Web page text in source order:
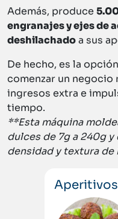
Además, produce
engranajes y ejes de
deshilachadoa sus
De hecho, es la
comenzar un negocio
ingresos extra e
tiempo.
**Esta máquina
dulces de 7g a 240g
densidad y textura de